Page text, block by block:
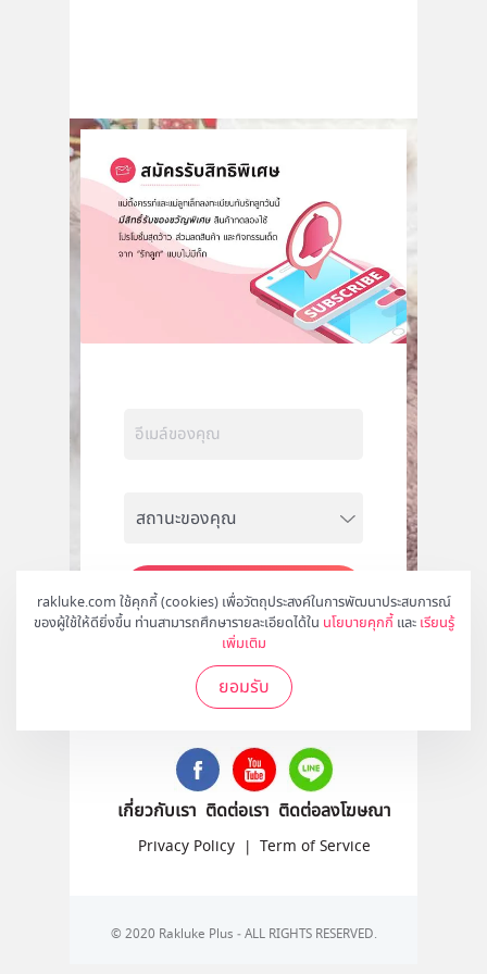
rakluke.com ใช้คุกกี้ (cookies) เพื่อวัตถุประสงค์ในการพัฒนาประสบการณ์
ของผู้ใช้ให้ดียิ่งขึ้น ท่านสามารถศึกษารายละเอียดได้ใน นโยบายคุกกี้ และ เรียนรู้
เพิ่มเติม
ยอมรับ
สมัคร
ติดตามเราได้ที่
เกี่ยวกับเรา ติดต่อเรา ติดต่อลงโฆษณา
Privacy Policy | Term of Service
© 2020 Rakluke Plus - ALL RIGHTS RESERVED.